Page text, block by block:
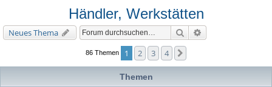
Händler, Werkstätten
Neues Thema Suche
86 Themen 1 2 3 4
Themen